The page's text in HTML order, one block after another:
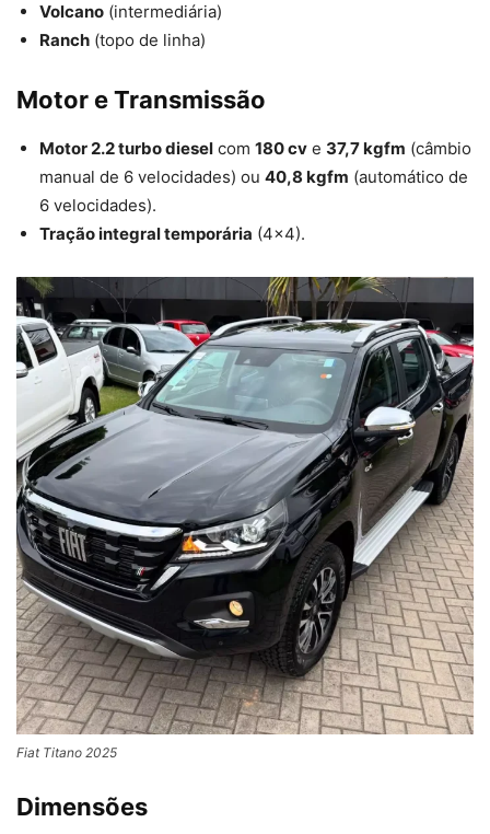
Volcano (intermediária)
Ranch (topo de linha)
Motor e Transmissão
Motor 2.2 turbo diesel com 180 cv e 37,7 kgfm (câmbio
manual de 6 velocidades) ou 40,8 kgfm (automático de
6 velocidades).
Tração integral temporária (4×4).
Fiat Titano 2025
Dimensões